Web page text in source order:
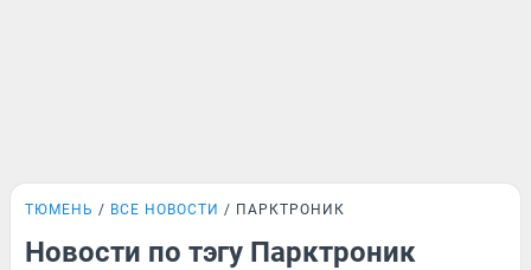
ТЮМЕНЬ ВСЕ НОВОСТИ ПАРКТРОНИК
Новости по тэгу Парктроник